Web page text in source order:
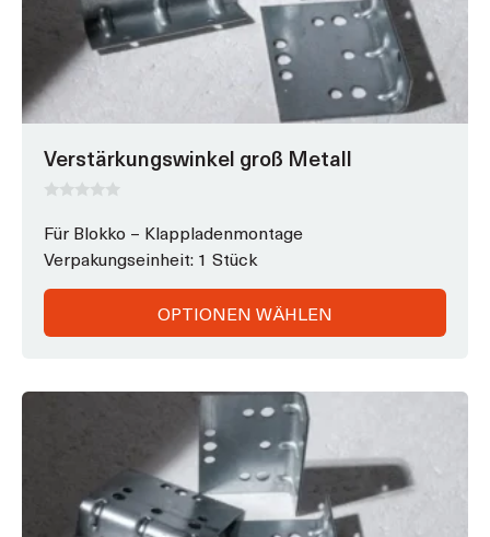
Verstärkungswinkel groß Metall
v
o
n
5
Für Blokko – Klappladenmontage
Verpakungseinheit: 1 Stück
OPTIONEN WÄHLEN